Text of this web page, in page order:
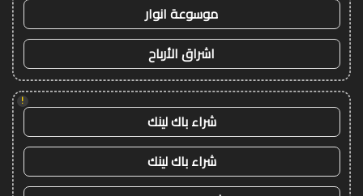
موسوعة انوار
اشراق الأرباح
!
شراء باك لينك
شراء باك لينك